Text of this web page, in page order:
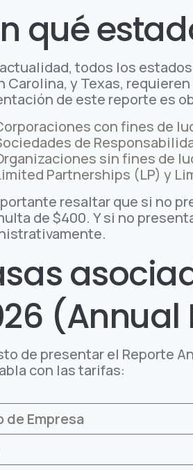
qué
todos los
Carolina, y Texas,
de este reporte es
con fines de
de
sin fines de
Partnerships (LP) y
resaltar que si no
de $400. Y si no
(Annual
de presentar el Reporte
con las tarifas:
de Empresa